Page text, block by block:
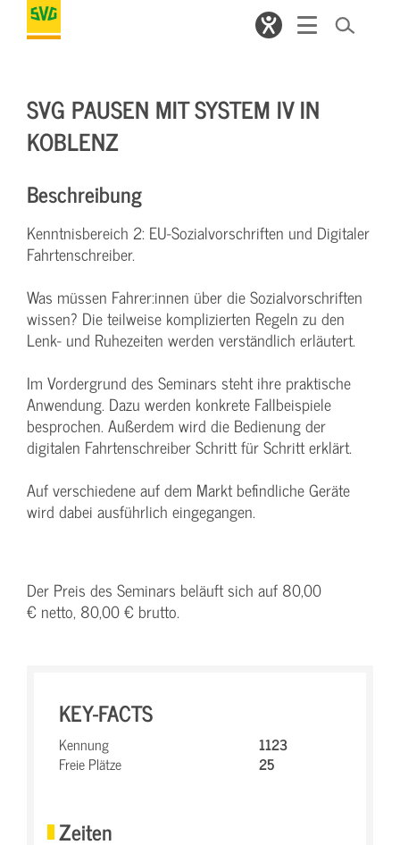
SVG PAUSEN MIT SYSTEM IV IN
KOBLENZ
Beschreibung
Kenntnisbereich 2: EU-Sozialvorschriften und Digitaler
Fahrtenschreiber.
Was müssen Fahrer:innen über die Sozialvorschriften
wissen? Die teilweise komplizierten Regeln zu den
Lenk- und Ruhezeiten werden verständlich erläutert.
Im Vordergrund des Seminars steht ihre praktische
Anwendung. Dazu werden konkrete Fallbeispiele
besprochen. Außerdem wird die Bedienung der
digitalen Fahrtenschreiber Schritt für Schritt erklärt.
Auf verschiedene auf dem Markt befindliche Geräte
wird dabei ausführlich eingegangen.
Der Preis des Seminars beläuft sich auf 80,00
€ netto, 80,00 € brutto.
KEY-FACTS
Kennung
1123
Freie Plätze
25
Zeiten